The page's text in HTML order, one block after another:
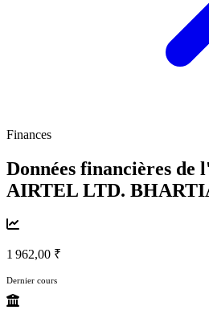
Finances
Données financières
AIRTEL LTD.
1 962,00 ₹
Dernier cours